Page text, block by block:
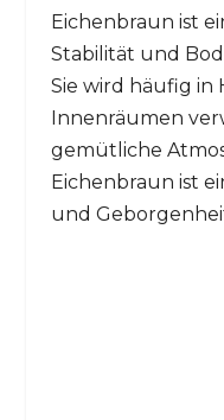
Eichenbraun ist
Stabilität und
Sie wird häufig in
Innenräumen
gemütliche
Eichenbraun ist
und